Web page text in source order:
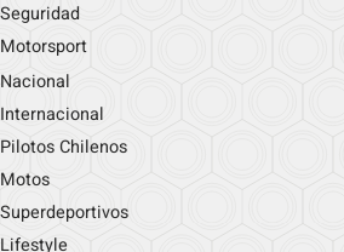
Seguridad
Motorsport
Nacional
Internacional
Pilotos Chilenos
Motos
Superdeportivos
Lifestyle